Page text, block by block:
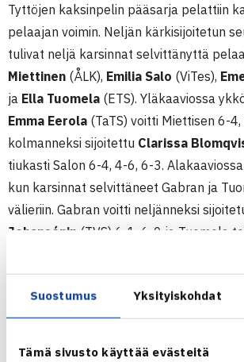
Suostumus Yksityiskohdat
Tämä sivusto käyttää evästeitä
Tyttöjen kaksinpelin pääsarja pelattiin
pelaajan voimin. Neljän kärkisijoitetun
tulivat neljä karsinnat selvittänyttä
Miettinen (ÅLK), Emilia Salo (ViTes),
ja Ella Tuomela (ETS). Yläkaaviossa
Emma Eerola (TaTS) voitti Miettisen 6-
kolmanneksi sijoitettu Clarissa
tiukasti Salon 6-4, 4-6, 6-3.
kun karsinnat selvittäneet Gabran ja
välieriin. Gabran voitti neljänneksi
Johansénin (TVS) 6-1, 6-0 ja Tuomela
Välierissä kohtaavat 16-vuotias Eerola
Blomqvist sekä 15-vuotias Gabran ja